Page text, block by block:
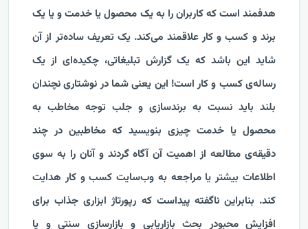
هدفمند است که کاربران را به یک محصول یا خدمت و یا یک
برند و کسب و کار علاقمند می‌کند. یک تعریف ساده‌تر از آن
شاید این باشد که یک گزارش تبلیغاتی، چکیده‌ای از یک
رساله‌ی کسب و کار است! این یعنی شما در نوشتاری نچندان
بلند باید نسبت به برندسازی و جلب توجه مخاطب به
محصول یا خدمت چیزی بنویسید که مخاطبین در چند
دقیقه‌ی مطالعه از اهمیت آن آگاه گردند و آنان را به سوی
اطلاعات بیشتر یا مراجعه به وب‌سایت کسب و کار هدایت
کند. بنابراین ناگفته پیداست که رپورتاژ ابزاری جذاب برای
افزایش محبودر بحث بازاریابی و بازارسازی سنتی و یا